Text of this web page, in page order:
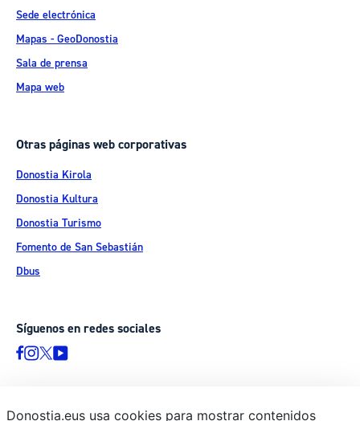
Sede electrónica
Mapas - GeoDonostia
Sala de prensa
Mapa web
Otras páginas web corporativas
Donostia Kirola
Donostia Kultura
Donostia Turismo
Fomento de San Sebastián
Dbus
Síguenos en redes sociales
Donostia.eus usa cookies para mostrar contenidos